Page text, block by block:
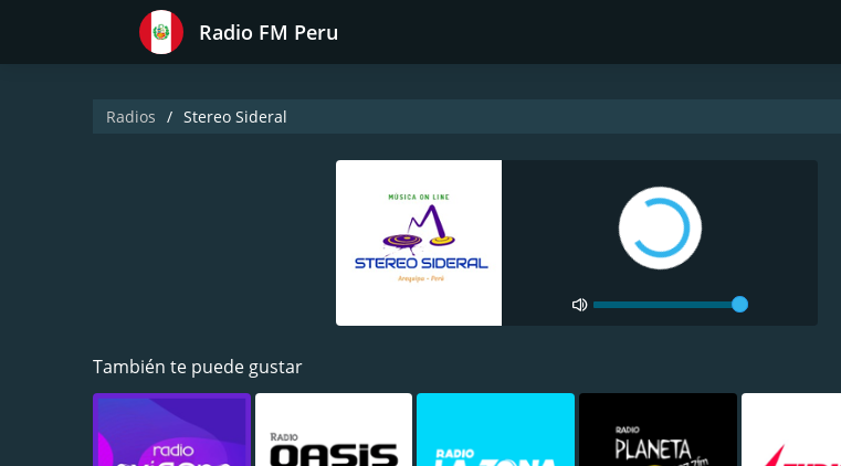
Radio FM Peru
Radios Stereo Sideral
También te puede gustar